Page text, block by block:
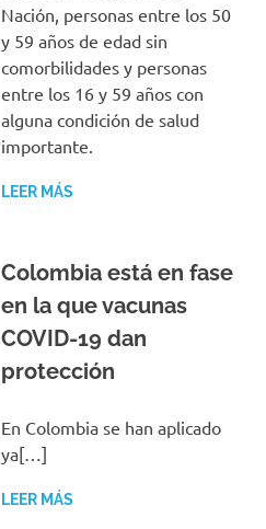
Nación, personas entre los 50
y 59 años de edad sin
comorbilidades y personas
entre los 16 y 59 años con
alguna condición de salud
importante.
LEER MÁS
Colombia está en fase
en la que vacunas
COVID-19 dan
protección
En Colombia se han aplicado
ya[…]
LEER MÁS